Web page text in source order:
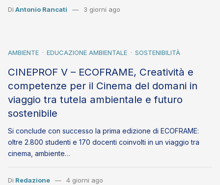
Di Antonio Rancati 3 giorni ago
AMBIENTE EDUCAZIONE AMBIENTALE SOSTENIBILITÀ
CINEPROF V – ECOFRAME, Creatività e
competenze per il Cinema del domani in
viaggio tra tutela ambientale e futuro
sostenibile
Si conclude con successo la prima edizione di ECOFRAME:
oltre 2.800 studenti e 170 docenti coinvolti in un viaggio tra
cinema, ambiente…
Di Redazione 4 giorni ago